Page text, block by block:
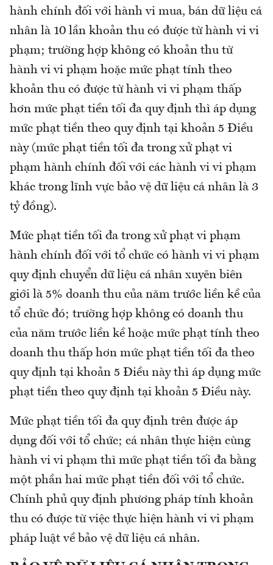
hành chính đối với hành vi mua, bán dữ liệu cá
nhân là 10 lần khoản thu có được từ hành vi vi
phạm; trường hợp không có khoản thu từ
hành vi vi phạm hoặc mức phạt tính theo
khoản thu có được từ hành vi vi phạm thấp
hơn mức phạt tiền tối đa quy định thì áp dụng
mức phạt tiền theo quy định tại khoản 5 Điều
này (mức phạt tiền tối đa trong xử phạt vi
phạm hành chính đối với các hành vi vi phạm
khác trong lĩnh vực bảo vệ dữ liệu cá nhân là 3
tỷ đồng).
Mức phạt tiền tối đa trong xử phạt vi phạm
hành chính đối với tổ chức có hành vi vi phạm
quy định chuyển dữ liệu cá nhân xuyên biên
giới là 5% doanh thu của năm trước liền kề của
tổ chức đó; trường hợp không có doanh thu
của năm trước liền kề hoặc mức phạt tính theo
doanh thu thấp hơn mức phạt tiền tối đa theo
quy định tại khoản 5 Điều này thì áp dụng mức
phạt tiền theo quy định tại khoản 5 Điều này.
Mức phạt tiền tối đa quy định trên được áp
dụng đối với tổ chức; cá nhân thực hiện cùng
hành vi vi phạm thì mức phạt tiền tối đa bằng
một phần hai mức phạt tiền đối với tổ chức.
Chính phủ quy định phương pháp tính khoản
thu có được từ việc thực hiện hành vi vi phạm
pháp luật về bảo vệ dữ liệu cá nhân.